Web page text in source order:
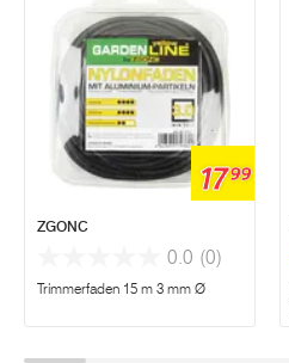
1799
ZGONC
0.0 (0)
Trimmerfaden 15 m 3 mm Ø